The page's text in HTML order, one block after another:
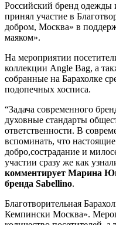
Российский бренд одежды
принял участие в
добром, Москва» в
маяком».
На мероприятии
коллекции Angle Bag, а
собранные на Барахолке
подопечных хосписа.
“Задача современного
духовные стандарты
ответственности. В
вспоминать, что
добро,сострадание и
участии сразу же как
комментирует Марина
бренда Sabellino.
Благотворительная
Кемпински Москва».